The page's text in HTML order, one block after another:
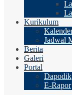
Kurikulum
Jadwal
Berita
Galeri
Portal
Dapodik
E-Rapor